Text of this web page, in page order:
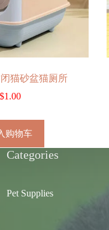
猫砂盆猫厕所
1.00
购物车
Categories
Pet Supplies